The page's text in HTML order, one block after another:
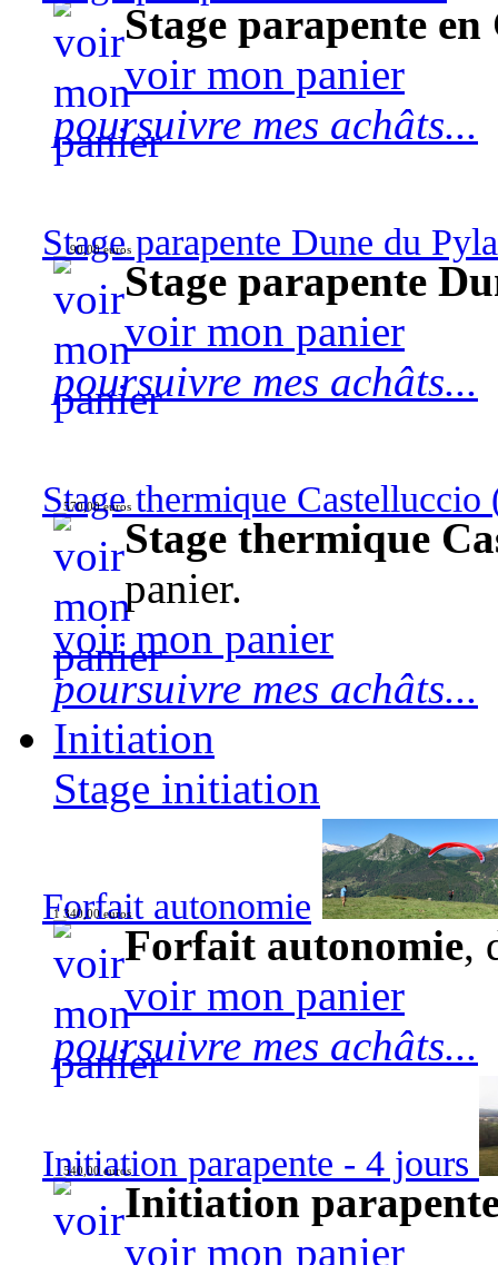
Stage parapente
voir mon panier
poursuivre mes achâts...
Stage parapente Dune du
90,00 euros
Stage parapente
voir mon panier
poursuivre mes achâts...
Stage thermique Castelluccio
570,00 euros
Stage thermique
panier.
voir mon panier
poursuivre mes achâts...
Initiation
Stage initiation
Forfait autonomie
1 340,00 euros
Forfait autonomie,
voir mon panier
poursuivre mes achâts...
Initiation parapente - 4 jours
540,00 euros
Initiation
voir mon panier